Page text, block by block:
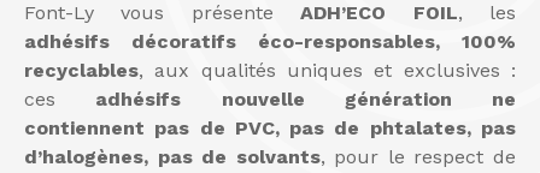
Font-Ly vous présenteADH’ECO FOIL, les
adhésifs décoratifs éco-responsables, 100%
recyclables, aux qualités uniques et exclusives :
ces adhésifs nouvelle génération ne
contiennent pas de PVC, pas de phtalates, pas
d’halogènes, pas de solvants, pour le respect de